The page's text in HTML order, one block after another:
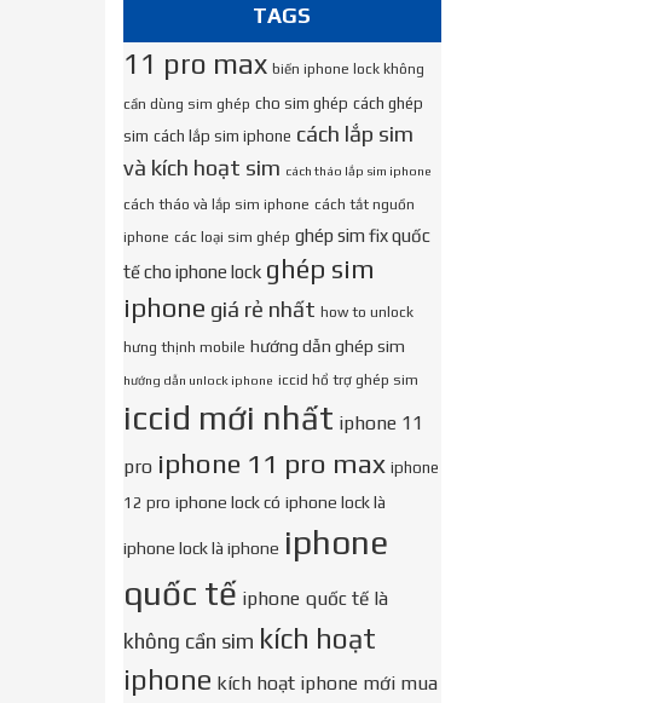
TAGS
11 pro max biến iphone lock không
cần dùng sim ghép cho sim ghép cách ghép
sim cách lắp sim iphone cách lắp sim
và kích hoạt sim cách tháo lắp sim iphone
cách tháo và lắp sim iphone cách tắt nguồn
iphone các loại sim ghép ghép sim fix quốc
tế cho iphone lock ghép sim
iphone giá rẻ nhất how to unlock
hưng thịnh mobile hướng dẫn ghép sim
hướng dẫn unlock iphone iccid hổ trợ ghép sim
iccid mới nhất iphone 11
pro iphone 11 pro max iphone
12 pro iphone lock có iphone lock là
iphone lock là iphone iphone
quốc tế iphone quốc tế là
không cần sim kích hoạt
iphone kích hoạt iphone mới mua